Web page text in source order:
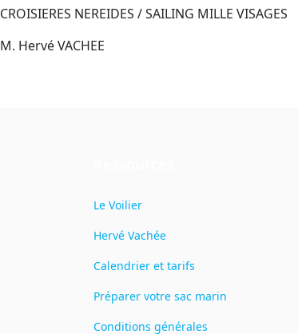
CROISIERES NEREIDES / SAILING MILLE VISAGES
M. Hervé VACHEE
Le Voilier
Hervé Vachée
Calendrier et tarifs
Préparer votre sac marin
Conditions générales